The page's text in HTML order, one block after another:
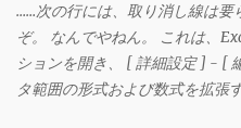
……次の行には、取り消し線は要
ぞ。 なんでやねん。 これは、
ションを開き、 [ 詳細設定 ] - [
タ範囲の形式および数式を拡張